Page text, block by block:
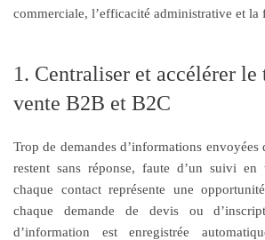
commerciale, l’efficacité administrative et la
1. Centraliser et accélérer le
vente B2B et B2C
Trop de demandes d’informations envoyées
restent sans réponse, faute d’un suivi en
chaque contact représente une
chaque demande de devis ou
d’information est enregistrée